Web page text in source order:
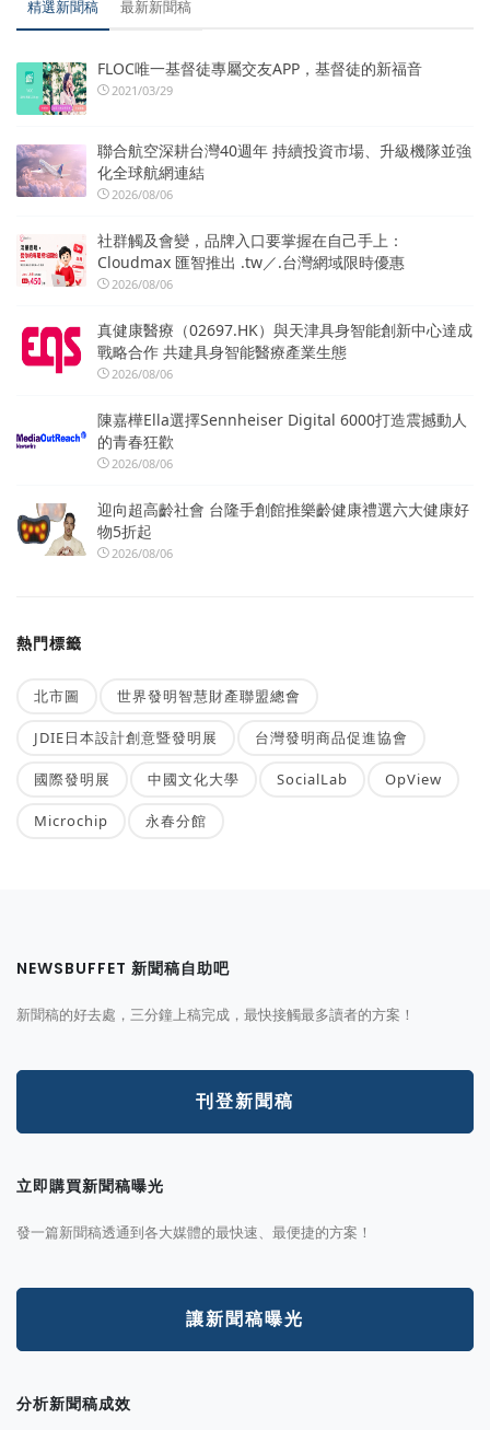
精選新聞稿 最新新聞稿
FLOC唯一基督徒專屬交友APP，基督徒的新福音
2021/03/29
聯合航空深耕台灣40週年 持續投資市場、升級機隊並強
化全球航網連結
2026/08/06
社群觸及會變，品牌入口要掌握在自己手上：
Cloudmax 匯智推出 .tw／.台灣網域限時優惠
2026/08/06
真健康醫療（02697.HK）與天津具身智能創新中心達成
戰略合作 共建具身智能醫療產業生態
2026/08/06
陳嘉樺Ella選擇Sennheiser Digital 6000打造震撼動人
的青春狂歡
2026/08/06
迎向超高齡社會 台隆手創館推樂齡健康禮選六大健康好
物5折起
2026/08/06
熱門標籤
北市圖 世界發明智慧財產聯盟總會
JDIE日本設計創意暨發明展 台灣發明商品促進協會
國際發明展 中國文化大學 SocialLab OpView
Microchip 永春分館
NEWSBUFFET 新聞稿自助吧
新聞稿的好去處，三分鐘上稿完成，最快接觸最多讀者的方案！
刊登新聞稿
立即購買新聞稿曝光
發一篇新聞稿透通到各大媒體的最快速、最便捷的方案！
讓新聞稿曝光
分析新聞稿成效